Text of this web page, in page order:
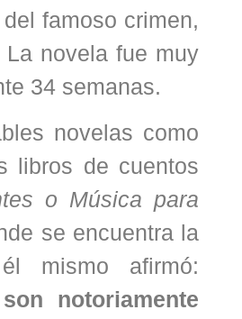
famoso crimen,
La novela fue muy
34 semanas.
novelas como
libros de cuentos
o Música para
se encuentra la
mismo afirmó:
notoriamente